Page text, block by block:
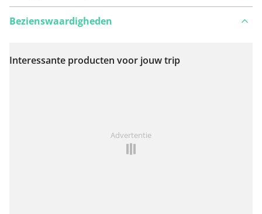
Bekijk op kaart
Bezienswaardigheden
Interessante producten voor jouw trip
Advertentie